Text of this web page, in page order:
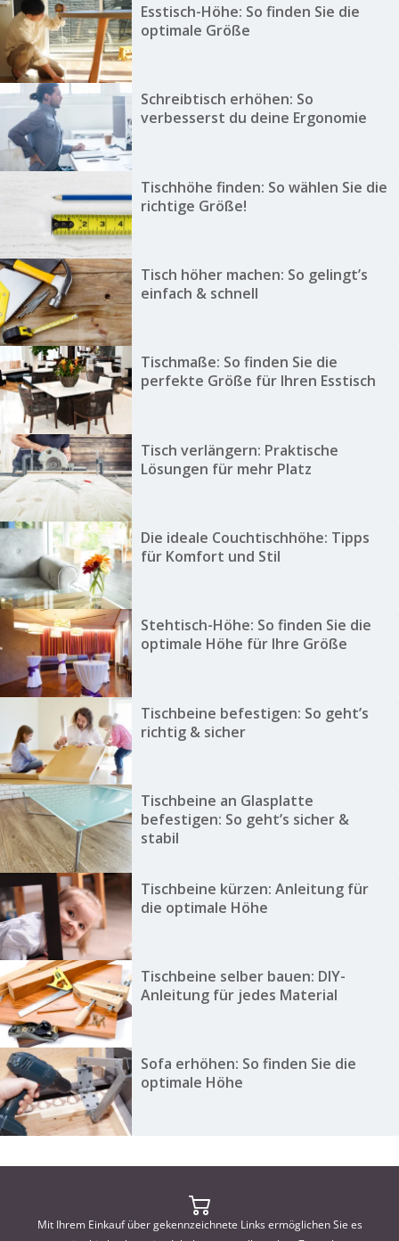
Esstisch-Höhe: So finden Sie die
optimale Größe
Schreibtisch erhöhen: So
verbesserst du deine Ergonomie
Tischhöhe finden: So wählen Sie die
richtige Größe!
Tisch höher machen: So gelingt’s
einfach & schnell
Tischmaße: So finden Sie die
perfekte Größe für Ihren Esstisch
Tisch verlängern: Praktische
Lösungen für mehr Platz
Die ideale Couchtischhöhe: Tipps
für Komfort und Stil
Stehtisch-Höhe: So finden Sie die
optimale Höhe für Ihre Größe
Tischbeine befestigen: So geht’s
richtig & sicher
Tischbeine an Glasplatte
befestigen: So geht’s sicher &
stabil
Tischbeine kürzen: Anleitung für
die optimale Höhe
Tischbeine selber bauen: DIY-
Anleitung für jedes Material
Sofa erhöhen: So finden Sie die
optimale Höhe
Mit Ihrem Einkauf über gekennzeichnete Links ermöglichen Sie es